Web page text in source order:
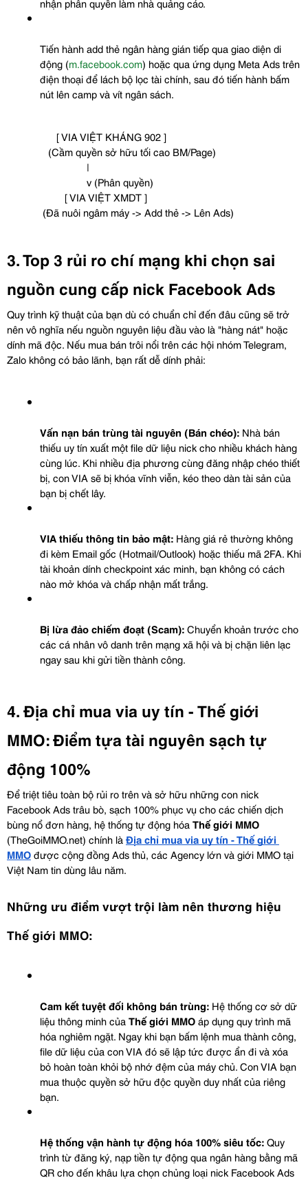
nhận phân quyền làm nhà quảng cáo.
Tiến hành add thẻ ngân hàng gián tiếp qua giao diện di
động (m.facebook.com) hoặc qua ứng dụng Meta Ads trên
điện thoại để lách bộ lọc tài chính, sau đó tiến hành bấm
nút lên camp và vít ngân sách.
[ VIA VIỆT KHÁNG 902 ]
(Cầm quyền sở hữu tối cao BM/Page)
|
v (Phân quyền)
[ VIA VIỆT XMDT ]
(Đã nuôi ngâm máy -> Add thẻ -> Lên Ads)
3. Top 3 rủi ro chí mạng khi chọn sai
nguồn cung cấp nick Facebook Ads
Quy trình kỹ thuật của bạn dù có chuẩn chỉ đến đâu cũng sẽ trở
nên vô nghĩa nếu nguồn nguyên liệu đầu vào là "hàng nát" hoặc
dính mã độc. Nếu mua bán trôi nổi trên các hội nhóm Telegram,
Zalo không có bảo lãnh, bạn rất dễ dính phải:
Vấn nạn bán trùng tài nguyên (Bán chéo): Nhà bán
thiếu uy tín xuất một file dữ liệu nick cho nhiều khách hàng
cùng lúc. Khi nhiều địa phương cùng đăng nhập chéo thiết
bị, con VIA sẽ bị khóa vĩnh viễn, kéo theo dàn tài sản của
bạn bị chết lây.
VIA thiếu thông tin bảo mật: Hàng giá rẻ thường không
đi kèm Email gốc (Hotmail/Outlook) hoặc thiếu mã 2FA. Khi
tài khoản dính checkpoint xác minh, bạn không có cách
nào mở khóa và chấp nhận mất trắng.
Bị lừa đảo chiếm đoạt (Scam): Chuyển khoản trước cho
các cá nhân vô danh trên mạng xã hội và bị chặn liên lạc
ngay sau khi gửi tiền thành công.
4. Địa chỉ mua via uy tín - Thế giới
MMO: Điểm tựa tài nguyên sạch tự
động 100%
Để triệt tiêu toàn bộ rủi ro trên và sở hữu những con nick
Facebook Ads trâu bò, sạch 100% phục vụ cho các chiến dịch
bùng nổ đơn hàng, hệ thống tự động hóa Thế giới MMO
(TheGoiMMO.net) chính là Địa chỉ mua via uy tín - Thế giới
MMO được cộng đồng Ads thủ, các Agency lớn và giới MMO tại
Việt Nam tin dùng lâu năm.
Những ưu điểm vượt trội làm nên thương hiệu
Thế giới MMO:
Cam kết tuyệt đối không bán trùng: Hệ thống cơ sở dữ
liệu thông minh của Thế giới MMO áp dụng quy trình mã
hóa nghiêm ngặt. Ngay khi bạn bấm lệnh mua thành công,
file dữ liệu của con VIA đó sẽ lập tức được ẩn đi và xóa
bỏ hoàn toàn khỏi bộ nhớ đệm của máy chủ. Con VIA bạn
mua thuộc quyền sở hữu độc quyền duy nhất của riêng
bạn.
Hệ thống vận hành tự động hóa 100% siêu tốc: Quy
trình từ đăng ký, nạp tiền tự động qua ngân hàng bằng mã
QR cho đến khâu lựa chọn chủng loại nick Facebook Ads